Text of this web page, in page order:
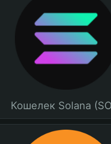
Кошелек Solana